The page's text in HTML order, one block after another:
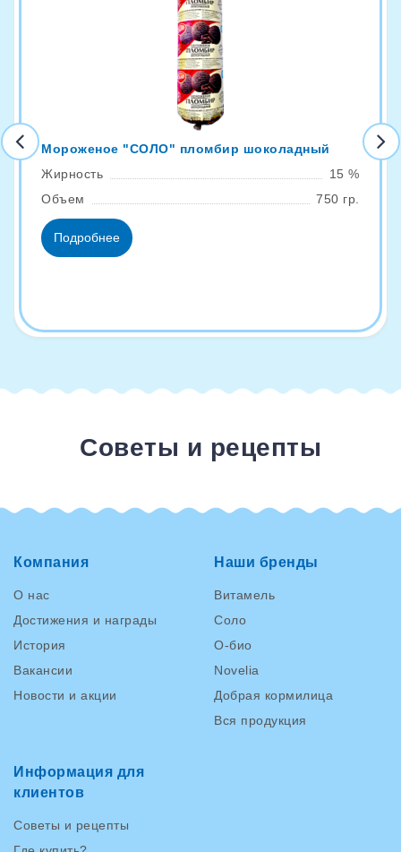
Мороженое "СОЛО" пломбир шоколадный
Жирность
15 %
Объем
750 гр.
Подробнее
Советы и рецепты
Компания
О нас
Достижения и награды
История
Вакансии
Новости и акции
Наши бренды
Витамель
Соло
О-био
Novelia
Добрая кормилица
Вся продукция
Информация для
клиентов
Советы и рецепты